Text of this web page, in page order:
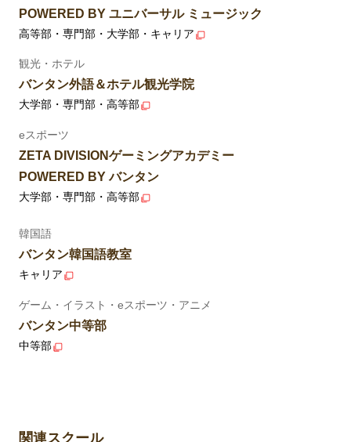
POWERED BY ユニバーサル ミュージック
高等部・専門部・大学部・キャリア
観光・ホテル
バンタン外語＆ホテル観光学院
大学部・専門部・高等部
eスポーツ
ZETA DIVISIONゲーミングアカデミー
POWERED BY バンタン
大学部・専門部・高等部
韓国語
バンタン韓国語教室
キャリア
ゲーム・イラスト・eスポーツ・アニメ
バンタン中等部
中等部
関連スクール